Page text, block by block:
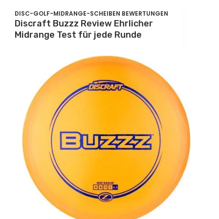
DISC-GOLF-MIDRANGE-SCHEIBEN BEWERTUNGEN
Discraft Buzzz Review Ehrlicher
Midrange Test für jede Runde